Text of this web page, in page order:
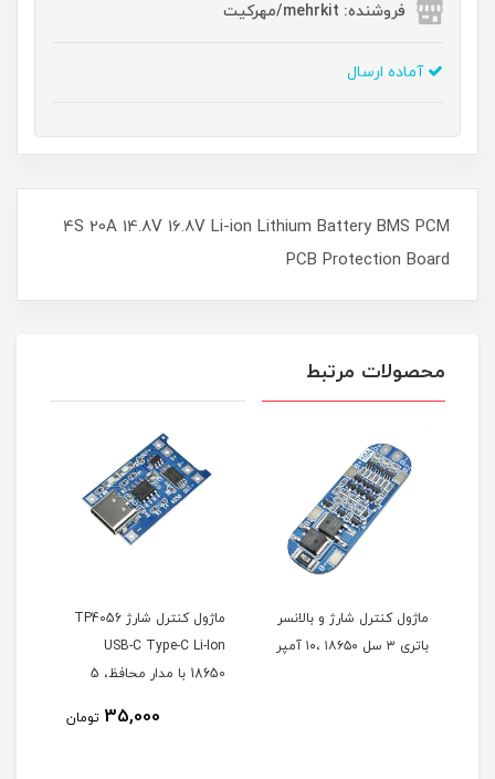
فروشنده: mehrkit/مهرکیت
آماده ارسال
4S 20A 14.8V 16.8V Li-ion Lithium Battery BMS PCM
PCB Protection Board
محصولات مرتبط
کنترل شارژ و بالانسر
ماژول کنترل شارژ TP4056
USB-C Type-C Li-Ion
18650 با مدار محافظ، 5
تومان
بی )